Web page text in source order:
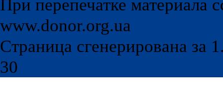
При перепечатке материала
www.donor.org.ua
Страница сгенерирована за
30